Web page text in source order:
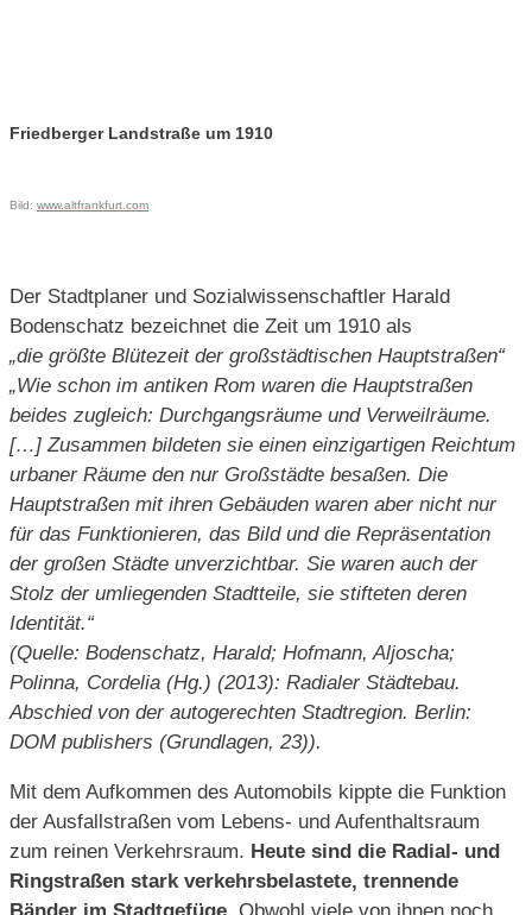
Friedberger Landstraße um 1910
Bild: www.altfrankfurt.com
Der Stadtplaner und Sozialwissenschaftler Harald
Bodenschatz bezeichnet die Zeit um 1910 als
„die größte Blütezeit der großstädtischen Hauptstraßen“
„Wie schon im antiken Rom waren die Hauptstraßen
beides zugleich: Durchgangsräume und Verweilräume.
[…] Zusammen bildeten sie einen einzigartigen Reichtum
urbaner Räume den nur Großstädte besaßen. Die
Hauptstraßen mit ihren Gebäuden waren aber nicht nur
für das Funktionieren, das Bild und die Repräsentation
der großen Städte unverzichtbar. Sie waren auch der
Stolz der umliegenden Stadtteile, sie stifteten deren
Identität.“
(Quelle: Bodenschatz, Harald; Hofmann, Aljoscha;
Polinna, Cordelia (Hg.) (2013): Radialer Städtebau.
Abschied von der autogerechten Stadtregion. Berlin:
DOM publishers (Grundlagen, 23)).
Mit dem Aufkommen des Automobils kippte die Funktion
der Ausfallstraßen vom Lebens- und Aufenthaltsraum
zum reinen Verkehrsraum. Heute sind die Radial- und
Ringstraßen stark verkehrsbelastete, trennende
Bänder im Stadtgefüge. Obwohl viele von ihnen noch